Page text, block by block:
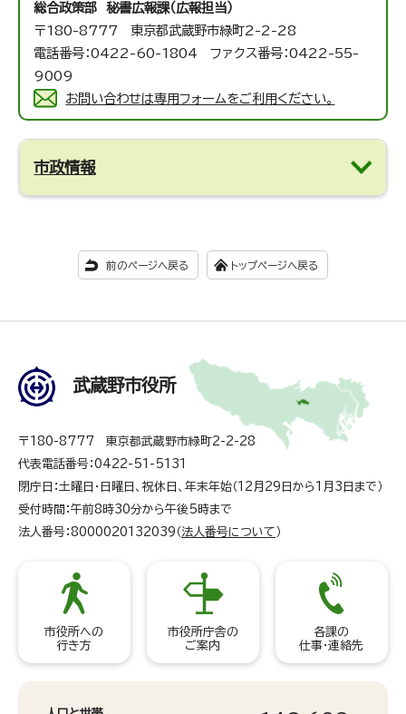
総合政策部 秘書広報課（広報担当）
〒180-8777 東京都武蔵野市緑町2-2-28
電話番号：0422-60-1804 ファクス番号：0422-55-
9009
お問い合わせは専用フォームをご利用ください。
市政情報
前のページへ戻る トップページへ戻る
武蔵野市役所
〒180-8777 東京都武蔵野市緑町2-2-28
代表電話番号：0422-51-5131
閉庁日：土曜日・日曜日、祝休日、年末年始（12月29日から1月3日まで）
受付時間：午前8時30分から午後5時まで
法人番号：8000020132039（ 法人番号について ）
市役所への
行き方
市役所庁舎の
ご案内
各課の
仕事・連絡先